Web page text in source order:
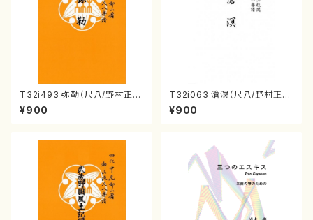
T32i493 弥勒（尺八/野村正
峰/楽譜）都山流公刊楽譜曲番:2
202
¥900
T32i063 滄溟（尺八/野村正
峰/尺八/都山式譜）都山流公刊
楽譜曲番:512
¥900